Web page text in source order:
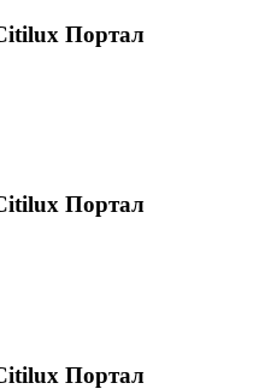
Портал
Портал
Портал